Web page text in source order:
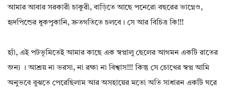
আমার আবার সরকারী চাকুরী, বাড়িতে আছে পনেরো বছরের ভাগ্নেও,
হৃদপিন্ডের ধুকপুকানি, দ্রুতগতিতে চলবে। সে আর বিচিত্র কি!!!
হ্যাঁ, এই পটভূমিতেই আমার কাছে এক স্বপ্নালু ছেলের আগমন একটি রাতের
জন্য । আশ্রয় না ভরসা, না রক্ষা না বিশ্বাস!!! কিন্তু সে চোখের স্বপ্ন আমি
অনুভবে বুঝতে পেরেছিলাম আর অসহায়ের মতো অতি সাধারন একটি ঘরে